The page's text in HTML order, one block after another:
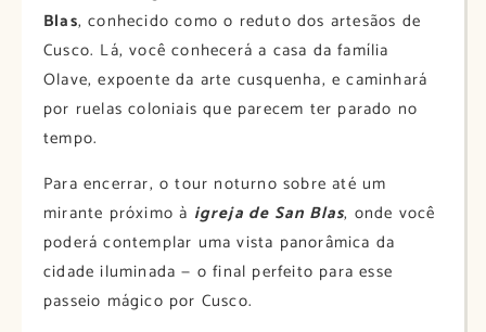
Blas, conhecido como o reduto dos artesãos de
Cusco. Lá, você conhecerá a casa da família
Olave, expoente da arte cusquenha, e caminhará
por ruelas coloniais que parecem ter parado no
tempo.
Para encerrar, o tour noturno sobre até um
mirante próximo à igreja de San Blas, onde você
poderá contemplar uma vista panorâmica da
cidade iluminada — o final perfeito para esse
passeio mágico por Cusco.